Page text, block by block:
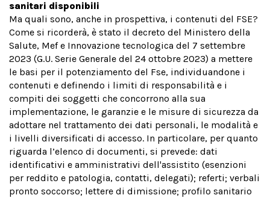
sanitari disponibili
Ma quali sono, anche in prospettiva, i contenuti del FSE?
Come si ricorderà, è stato il decreto del Ministero della
Salute, Mef e Innovazione tecnologica del 7 settembre
2023 (G.U. Serie Generale del 24 ottobre 2023) a mettere
le basi per il potenziamento del Fse, individuandone i
contenuti e definendo i limiti di responsabilità e i
compiti dei soggetti che concorrono alla sua
implementazione, le garanzie e le misure di sicurezza da
adottare nel trattamento dei dati personali, le modalità e
i livelli diversificati di accesso. In particolare, per quanto
riguarda l’elenco di documenti, si prevede: dati
identificativi e amministrativi dell'assistito (esenzioni
per reddito e patologia, contatti, delegati); referti; verbali
pronto soccorso; lettere di dimissione; profilo sanitario